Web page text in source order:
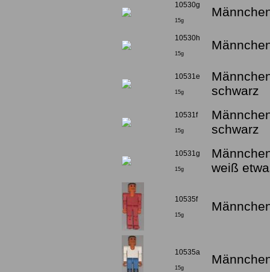
10530g
15g
10530h
15g
10531e
15g
schwarz
10531f
15g
schwarz
10531g
15g
weiß
10535f
15g
10535a
15g